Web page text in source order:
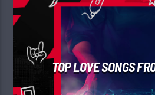
SPRING CHART
TOP LOVE SONGS